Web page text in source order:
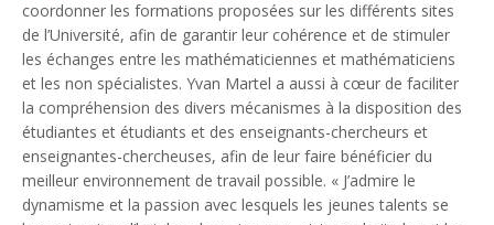
coordonner les formations proposées sur les différents sites
de l’Université, afin de garantir leur cohérence et de stimuler
les échanges entre les mathématiciennes et mathématiciens
et les non spécialistes. Yvan Martel a aussi à cœur de faciliter
la compréhension des divers mécanismes à la disposition des
étudiantes et étudiants et des enseignants-chercheurs et
enseignantes-chercheuses, afin de leur faire bénéficier du
meilleur environnement de travail possible. « J’admire le
dynamisme et la passion avec lesquels les jeunes talents se